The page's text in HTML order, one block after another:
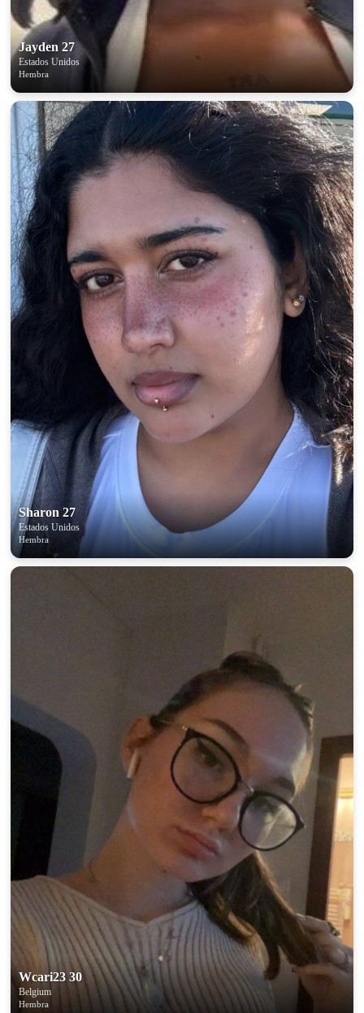
Jayden 27
Estados Unidos
Hembra
Sharon 27
Estados Unidos
Hembra
Wcari23 30
Belgium
Hembra
×10 more visibility